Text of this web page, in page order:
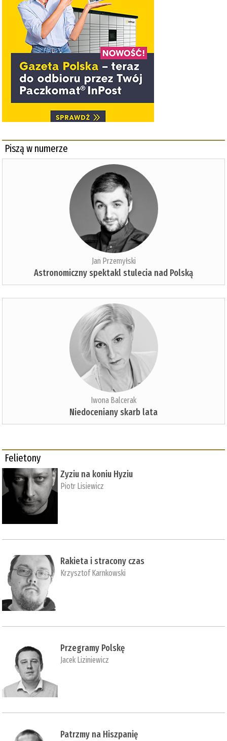
Piszą w numerze
Jan Przemyłski
Astronomiczny spektakl stulecia nad Polską
Iwona Balcerak
Niedoceniany skarb lata
Felietony
Zyziu na koniu Hyziu
Piotr Lisiewicz
Rakieta i stracony czas
Krzysztof Karnkowski
Przegramy Polskę
Jacek Liziniewicz
Patrzmy na Hiszpanię